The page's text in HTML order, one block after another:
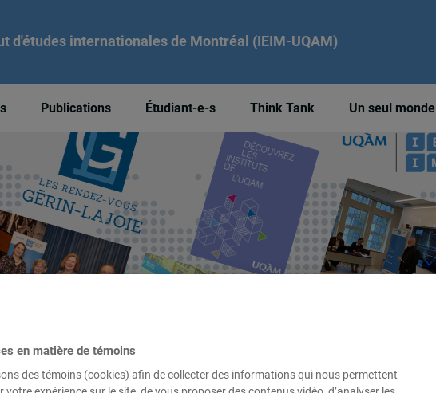
d'études internationales de Montréal (IEIM-UQAM)
Publications Étudiant-e-s Think Tank Un seul monde
en matière de témoins
des témoins (cookies) afin de collecter des informations qui nous permettent